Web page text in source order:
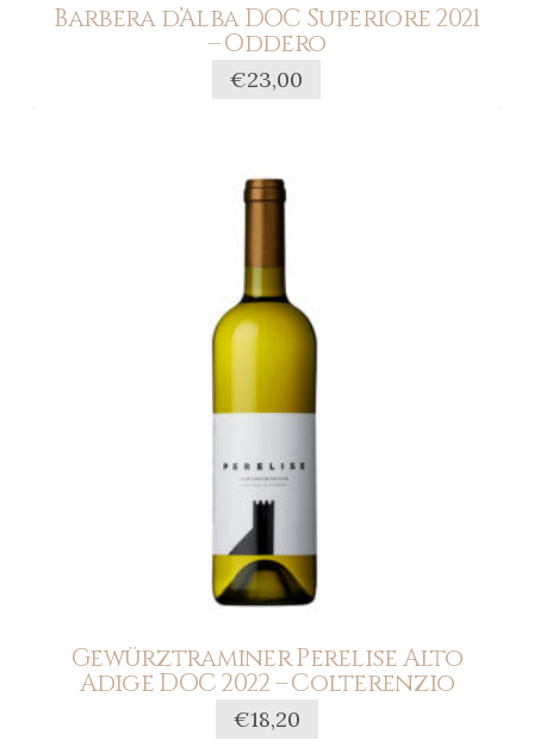
Barbera d’Alba DOC Superiore 2021
– Oddero
€23,00
Gewürztraminer Perelise Alto
Adige DOC 2022 – Colterenzio
€18,20